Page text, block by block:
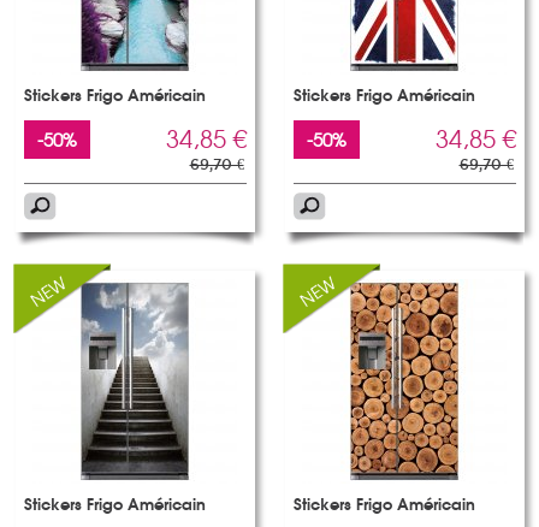
Stickers Frigo Américain
-50% 34,85 €
69,70 €
Stickers Frigo Américain
-50% 34,85 €
69,70 €
Stickers Frigo Américain Stickers Frigo Américain